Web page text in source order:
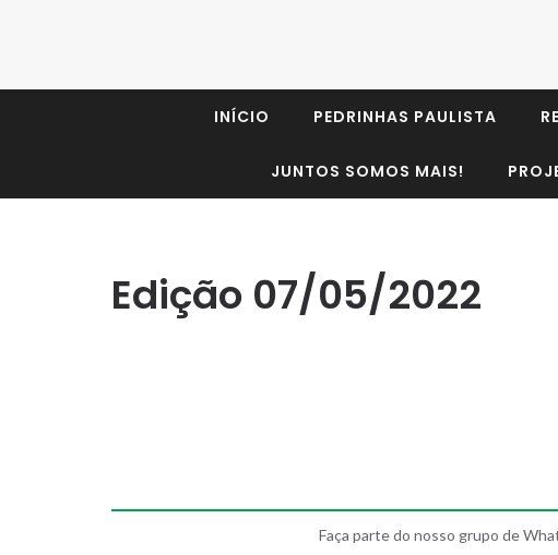
INÍCIO PEDRINHAS PAULISTA
JUNTOS SOMOS MAIS!
Edição 07/05/2022
Faça parte do nosso grupo de